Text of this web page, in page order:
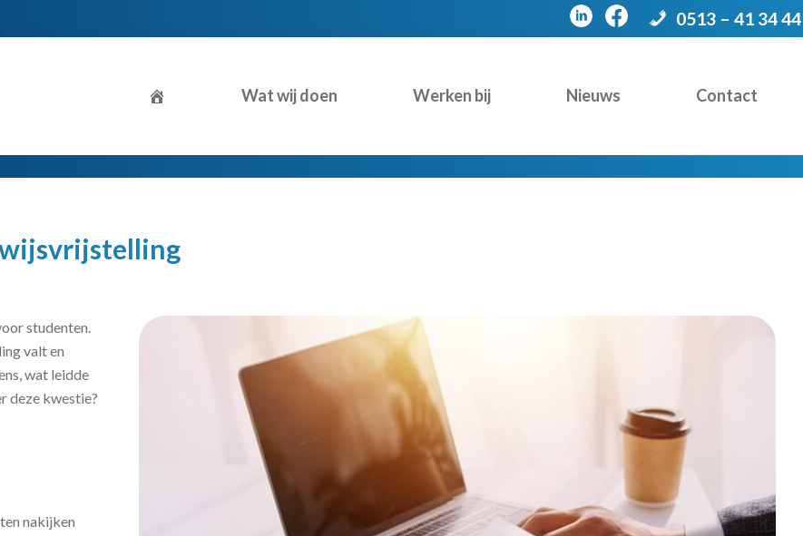
0513 – 41 34 44
Wat wij doen Werken bij Nieuws Contact
studenten.
valt en
wat leidde
deze kwestie?
nakijken